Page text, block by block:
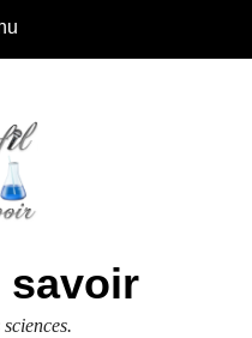
savoir